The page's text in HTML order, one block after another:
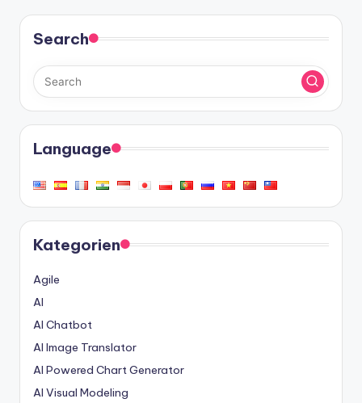
Search
Language
Kategorien
Agile
AI
AI Chatbot
AI Image Translator
AI Powered Chart Generator
AI Visual Modeling